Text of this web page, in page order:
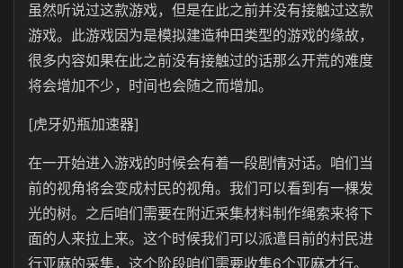
虽然听说过这款游戏，但是在此之前并没有接触过这款
游戏。此游戏因为是模拟建造种田类型的游戏的缘故，
很多内容如果在此之前没有接触过的话那么开荒的难度
将会增加不少，时间也会随之而增加。
[虎牙奶瓶加速器]
在一开始进入游戏的时候会有着一段剧情对话。咱们当
前的视角将会变成村民的视角。我们可以看到有一棵发
光的树。之后咱们需要在附近采集材料制作绳索来将下
面的人来拉上来。这个时候我们可以派遣目前的村民进
行亚麻的采集，这个阶段咱们需要收集6个亚麻才行。